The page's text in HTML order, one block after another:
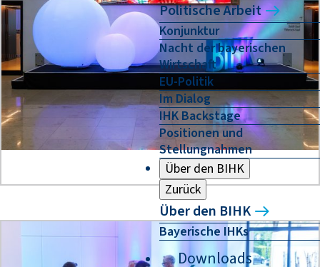
Politische Arbeit
Konjunktur
Nacht der bayerischen
Wirtschaft
EU-Politik
Im Dialog
IHK Backstage
Positionen und
Stellungnahmen
Über den BIHK
Zurück
Über den BIHK
Bayerische IHKs
Downloads